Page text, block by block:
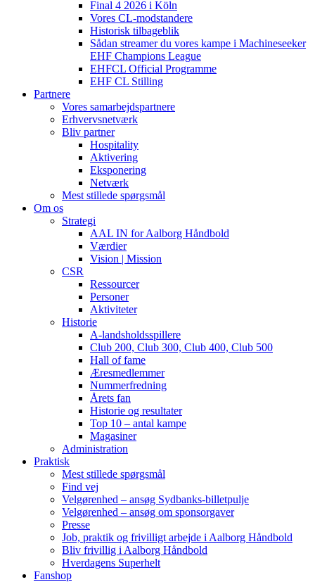
Final 4 2026 i Köln
Vores CL-modstandere
Historisk tilbageblik
Sådan streamer du vores kampe i Machineseeker
EHF Champions League
EHFCL Official Programme
EHF CL Stilling
Partnere
Vores samarbejdspartnere
Erhvervsnetværk
Bliv partner
Hospitality
Aktivering
Eksponering
Netværk
Mest stillede spørgsmål
Om os
Strategi
AAL IN for Aalborg Håndbold
Værdier
Vision | Mission
CSR
Ressourcer
Personer
Aktiviteter
Historie
A-landsholdsspillere
Club 200, Club 300, Club 400, Club 500
Hall of fame
Æresmedlemmer
Nummerfredning
Årets fan
Historie og resultater
Top 10 – antal kampe
Magasiner
Administration
Praktisk
Mest stillede spørgsmål
Find vej
Velgørenhed – ansøg Sydbanks-billetpulje
Velgørenhed – ansøg om sponsorgaver
Presse
Job, praktik og frivilligt arbejde i Aalborg Håndbold
Bliv frivillig i Aalborg Håndbold
Hverdagens Superhelt
Fanshop